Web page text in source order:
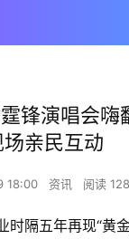
锋演唱会嗨
亲民互动
18:00 资讯 阅读
时隔五年再现“黄